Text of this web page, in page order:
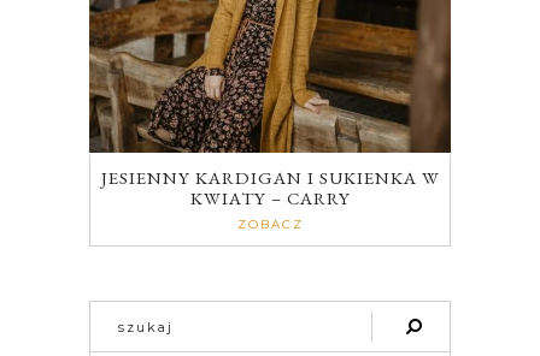
JESIENNY KARDIGAN I SUKIENKA W
KWIATY – CARRY
ZOBACZ